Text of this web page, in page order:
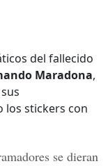
del fallecido
Maradona,
los stickers con
se dieran